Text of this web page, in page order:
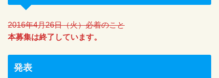
2016年4月26日（火）必着のこと
本募集は終了しています。
発表